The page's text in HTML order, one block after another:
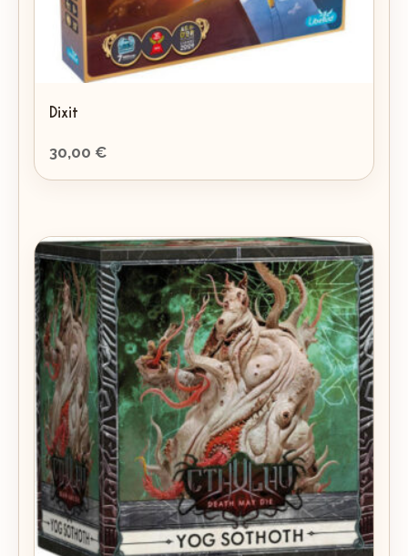
Dixit
30,00 €